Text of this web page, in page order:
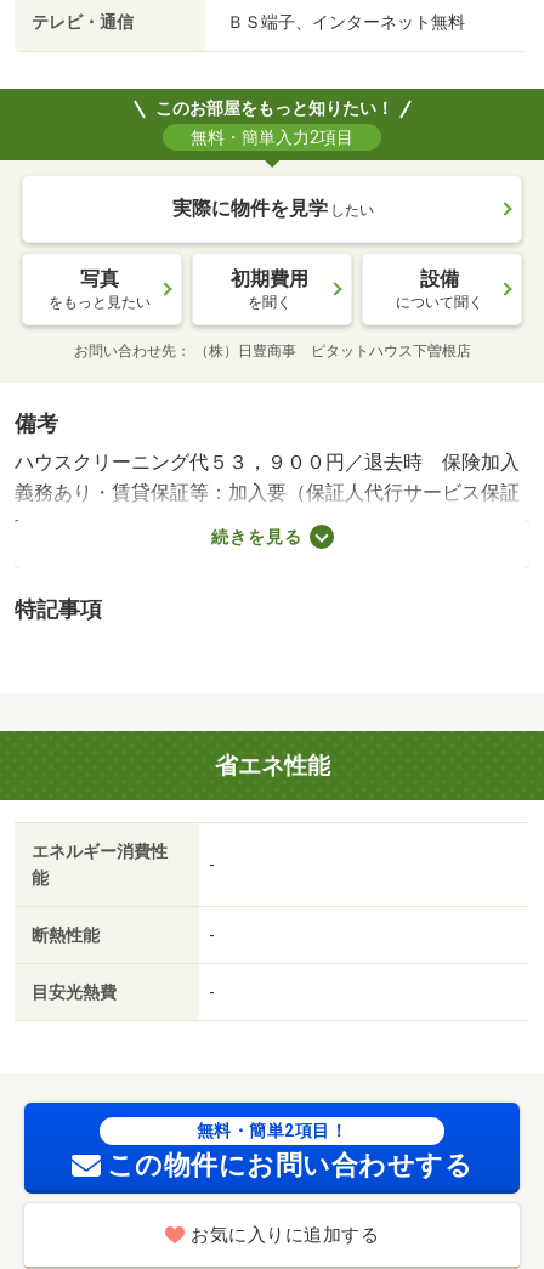
テレビ・通信 ＢＳ端子、インターネット無料
このお部屋をもっと知りたい！
無料・簡単入力2項目
実際に物件を見学 したい
写真
をもっと見たい
初期費用
を聞く
設備
について聞く
お問い合わせ先 （株）日豊商事 ピタットハウス下曽根店
備考
ハウスクリーニング代５３，９００円／退去時 保険加入
義務あり・賃貸保証等：加入要（保証人代行サービス保証
料・家賃集金サービス手数料 １０，０００円／入居時、
以降は月額賃料の１％／毎月（入居期間中）、他プラン
料(当社扱) 17050円
続きを見る
特記事項
省エネ性能
エネルギー消費性
能
-
断熱性能 -
目安光熱費 -
無料・簡単2項目！
この物件にお問い合わせする
お気に入りに追加する